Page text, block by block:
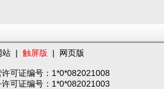
站 | 触屏版 | 网页版
可证编号：1*0*082021008
许可证编号：1*0*082021003